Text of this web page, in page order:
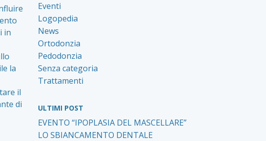
in
la
il
di
Eventi
Logopedia
News
Ortodonzia
Pedodonzia
Senza categoria
Trattamenti
ULTIMI POST
EVENTO “IPOPLASIA DEL MASCELLARE”
LO SBIANCAMENTO DENTALE